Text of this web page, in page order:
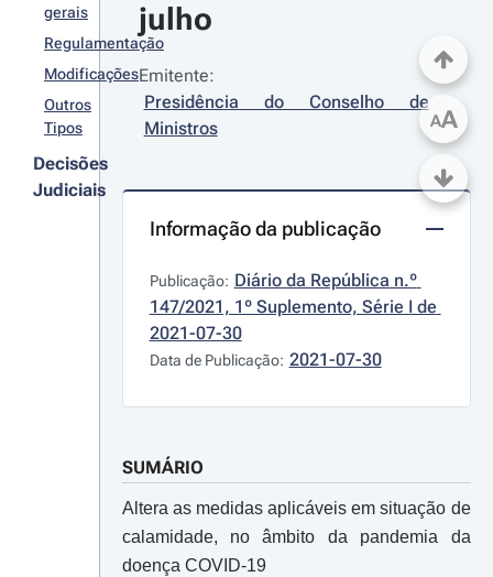
gerais
Regulamentação
Modificações
Outros
Tipos
Decisões
Judiciais
julho
Emitente:
Presidência do Conselho de
Ministros
Informação da publicação
Publicação: Diário da República n.º
147/2021, 1º Suplemento, Série I de
2021-07-30
Data de Publicação: 2021-07-30
SUMÁRIO
Altera as medidas aplicáveis em situação de
calamidade, no âmbito da pandemia da
doença COVID-19
AA